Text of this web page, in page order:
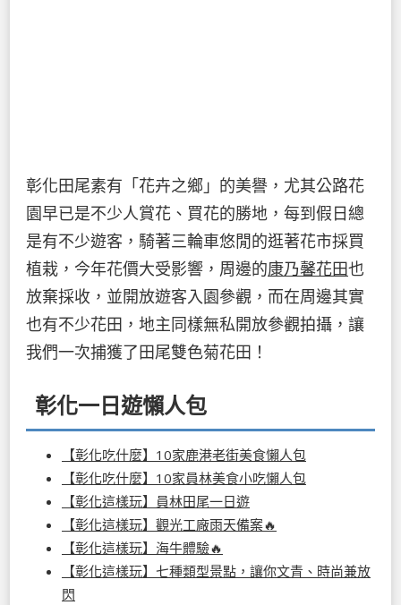
彰化田尾素有「花卉之鄉」的美譽，尤其公路花
園早已是不少人賞花、買花的勝地，每到假日總
是有不少遊客，騎著三輪車悠閒的逛著花市採買
植栽，今年花價大受影響，周邊的康乃馨花田也
放棄採收，並開放遊客入園參觀，而在周邊其實
也有不少花田，地主同樣無私開放參觀拍攝，讓
我們一次捕獲了田尾雙色菊花田！
彰化一日遊懶人包
【彰化吃什麼】10家鹿港老街美食懶人包
【彰化吃什麼】10家員林美食小吃懶人包
【彰化這樣玩】員林田尾一日遊
【彰化這樣玩】觀光工廠雨天備案🔥
【彰化這樣玩】海牛體驗🔥
【彰化這樣玩】七種類型景點，讓你文青、時尚兼放
閃